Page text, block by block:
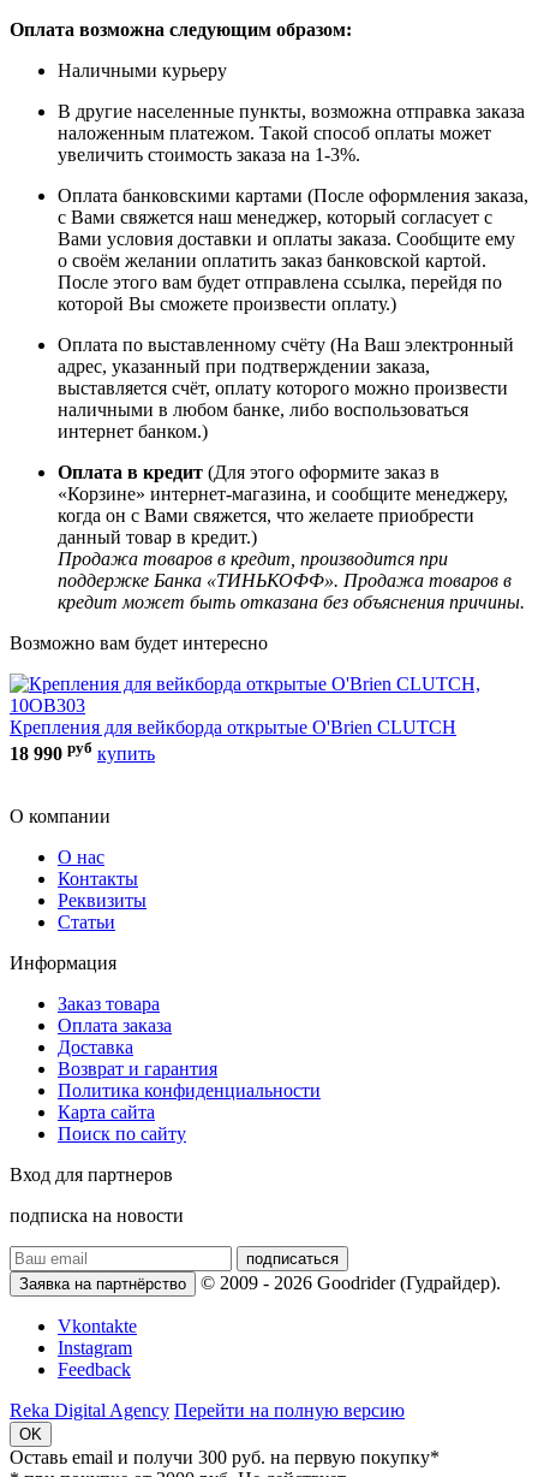
Оплата возможна следующим образом:
Наличными курьеру
В другие населенные пункты, возможна отправка заказа
наложенным платежом. Такой способ оплаты может
увеличить стоимость заказа на 1-3%.
Оплата банковскими картами (После оформления заказа,
с Вами свяжется наш менеджер, который согласует с
Вами условия доставки и оплаты заказа. Сообщите ему
о своём желании оплатить заказ банковской картой.
После этого вам будет отправлена ссылка, перейдя по
которой Вы сможете произвести оплату.)
Оплата по выставленному счёту (На Ваш электронный
адрес, указанный при подтверждении заказа,
выставляется счёт, оплату которого можно произвести
наличными в любом банке, либо воспользоваться
интернет банком.)
Оплата в кредит (Для этого оформите заказ в
«Корзине» интернет-магазина, и сообщите менеджеру,
когда он с Вами свяжется, что желаете приобрести
данный товар в кредит.)
Продажа товаров в кредит, производится при
поддержке Банка «ТИНЬКОФФ». Продажа товаров в
кредит может быть отказана без объяснения причины.
Возможно вам будет интересно
Крепления для вейкборда открытые O'Brien CLUTCH
18 990 руб купить
О компании
О нас
Контакты
Реквизиты
Статьи
Информация
Заказ товара
Оплата заказа
Доставка
Возврат и гарантия
Политика конфиденциальности
Карта сайта
Поиск по сайту
Вход для партнеров
подписка на новости
подписаться
Заявка на партнёрство
© 2009 - 2026 Goodrider (Гудрайдер).
Vkontakte
Instagram
Feedback
Reka Digital Agency Перейти на полную версию
OK
Оставь email и получи 300 руб. на первую покупку*